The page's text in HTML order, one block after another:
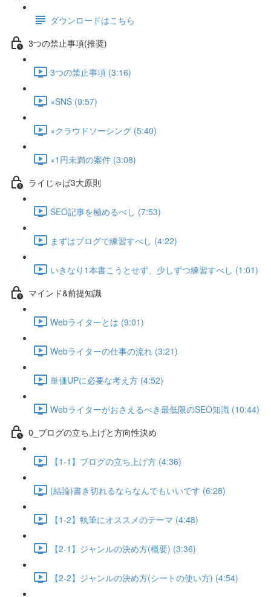
ダウンロードはこちら
3つの禁止事項(推奨)
3つの禁止事項 (3:16)
×SNS (9:57)
×クラウドソーシング (5:40)
×1円未満の案件 (3:08)
ライじゃぱ3大原則
SEO記事を極めるべし (7:53)
まずはブログで練習すべし (4:22)
いきなり1本書こうとせず、少しずつ練習すべし (1:01)
マインド&前提知識
Webライターとは (9:01)
Webライターの仕事の流れ (3:21)
単価UPに必要な考え方 (4:52)
Webライターがおさえるべき最低限のSEO知識 (10:44)
0_ブログの立ち上げと方向性決め
【1-1】ブログの立ち上げ方 (4:36)
(結論)書き切れるならなんでもいいです (6:28)
【1-2】執筆にオススメのテーマ (4:48)
【2-1】ジャンルの決め方(概要) (3:36)
【2-2】ジャンルの決め方(シートの使い方) (4:54)